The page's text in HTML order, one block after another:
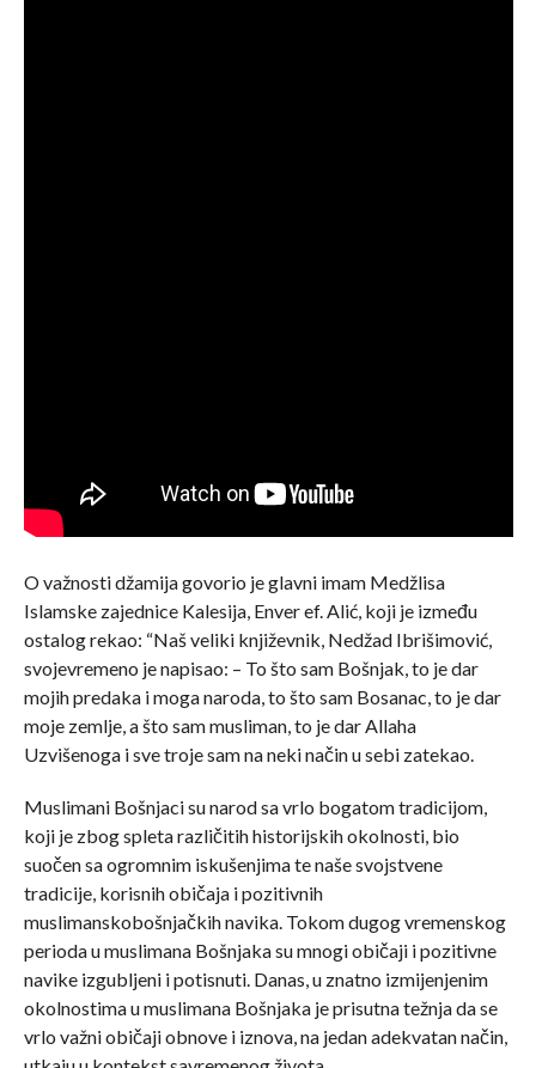
O važnosti džamija govorio je glavni imam Medžlisa
Islamske zajednice Kalesija, Enver ef. Alić, koji je između
ostalog rekao: “Naš veliki književnik, Nedžad Ibrišimović,
svojevremeno je napisao: – To što sam Bošnjak, to je dar
mojih predaka i moga naroda, to što sam Bosanac, to je dar
moje zemlje, a što sam musliman, to je dar Allaha
Uzvišenoga i sve troje sam na neki način u sebi zatekao.
Muslimani Bošnjaci su narod sa vrlo bogatom tradicijom,
koji je zbog spleta različitih historijskih okolnosti, bio
suočen sa ogromnim iskušenjima te naše svojstvene
tradicije, korisnih običaja i pozitivnih
muslimanskobošnjačkih navika. Tokom dugog vremenskog
perioda u muslimana Bošnjaka su mnogi običaji i pozitivne
navike izgubljeni i potisnuti. Danas, u znatno izmijenjenim
okolnostima u muslimana Bošnjaka je prisutna težnja da se
vrlo važni običaji obnove i iznova, na jedan adekvatan način,